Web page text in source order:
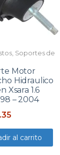
, Soportes de
Motor
Hidraulico
Xsara 1.6
– 2004
al carrito